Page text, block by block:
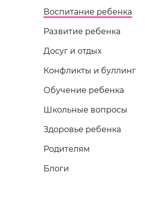
Воспитание ребенка
Развитие ребенка
Досуг и отдых
Конфликты и буллинг
Обучение ребенка
Школьные вопросы
Здоровье ребенка
Родителям
Блоги